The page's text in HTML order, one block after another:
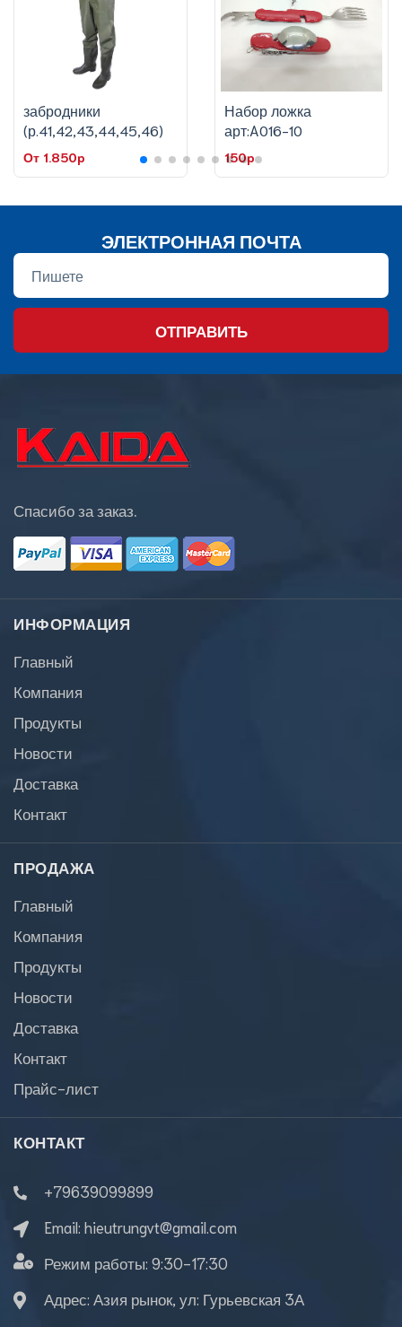
забродники
(р.41,42,43,44,45,46)
От 1.850p
Набор ложка
арт:A016-10
150p
ЭЛЕКТРОННАЯ ПОЧТА
ОТПРАВИТЬ
Спасибо за заказ.
ИНФОРМАЦИЯ
Главный
Компания
Продукты
Новости
Доставка
Контакт
ПРОДАЖА
Главный
Компания
Продукты
Новости
Доставка
Контакт
Прайс-лист
КОНТАКТ
+79639099899
Email: hieutrungvt@gmail.com
Режим работы: 9:30-17:30
Адрес: Азия рынок, ул: Гурьевская 3А